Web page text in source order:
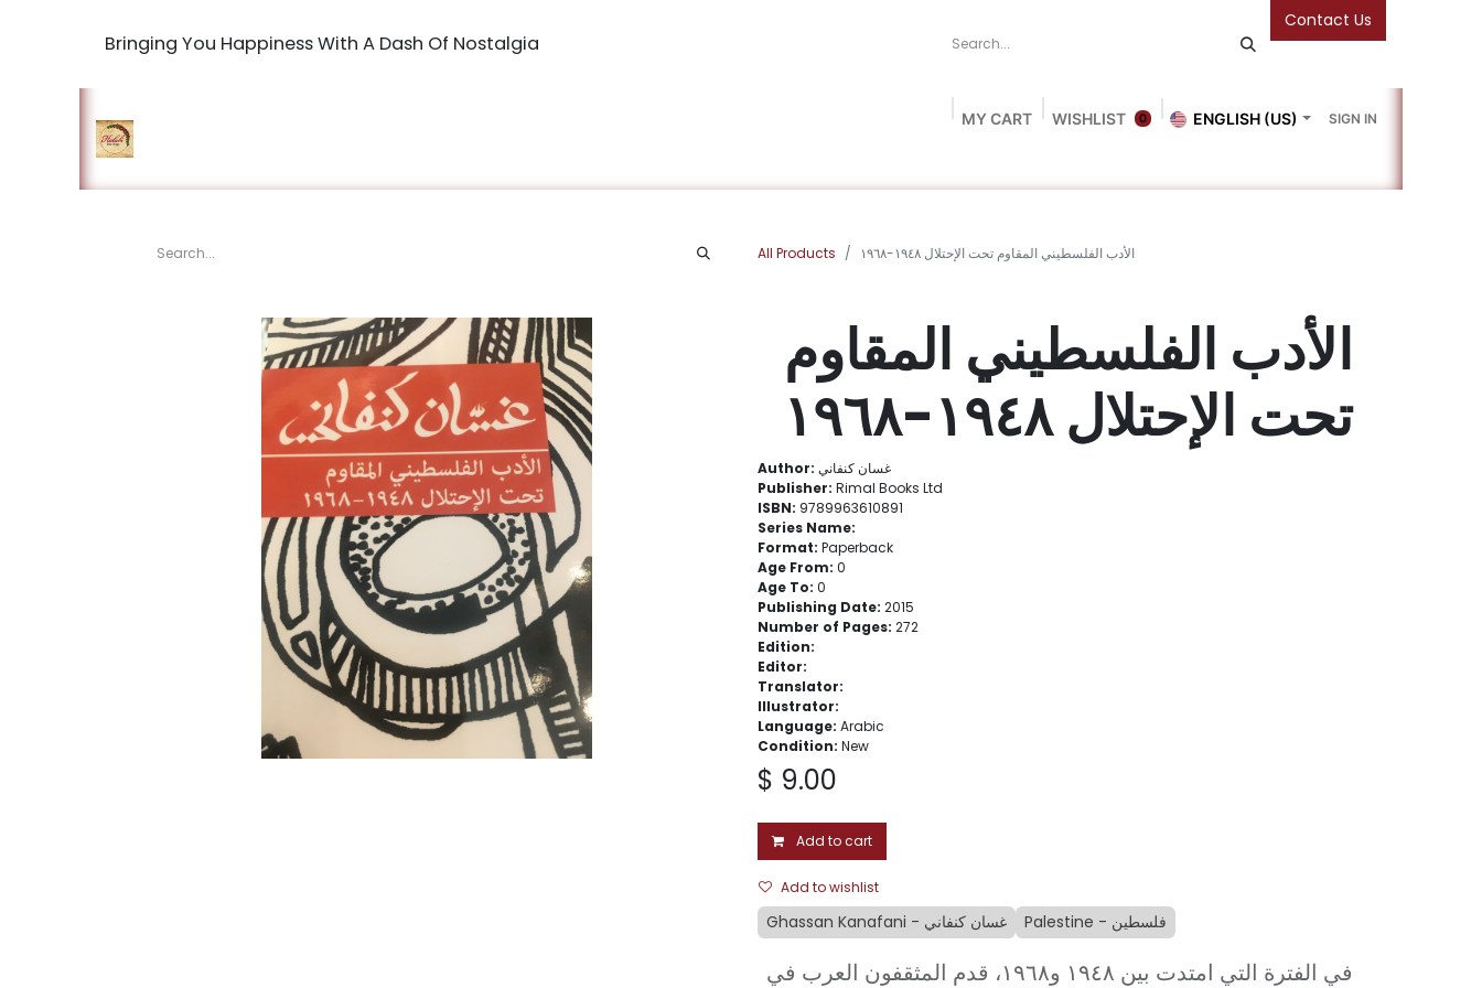
Bringing You Happiness With A Dash Of Nostalgia
Contact Us
MY CART 0
WISHLIST ENGLISH (US) SIGN IN
All Products الأدب الفلسطيني المقاوم تحت الإحتلال ١٩٤٨-١٩٦٨
الأدب الفلسطيني المقاوم
تحت الإحتلال ١٩٤٨-١٩٦٨
Author: غسان كنفاني
Publisher: Rimal Books Ltd
ISBN: 9789963610891
Series Name:
Format: Paperback
Age From: 0
Age To: 0
Publishing Date: 2015
Number of Pages: 272
Edition:
Editor:
Translator:
Illustrator:
Language: Arabic
Condition: New
$ 9.00
Add to cart
Add to wishlist
Ghassan Kanafani - غسان كنفاني Palestine - فلسطين
في الفترة التي امتدت بين ١٩٤٨ و١٩٦٨، قدم المثقفون العرب في